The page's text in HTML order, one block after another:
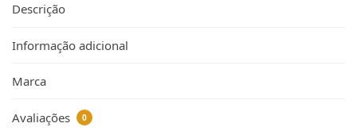
Descrição
Informação adicional
Marca
Avaliações 0